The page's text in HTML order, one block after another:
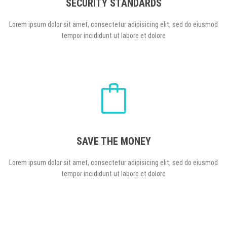
SECURITY STANDARDS
Lorem ipsum dolor sit amet, consectetur adipisicing elit, sed do eiusmod
tempor incididunt ut labore et dolore
SAVE THE MONEY
Lorem ipsum dolor sit amet, consectetur adipisicing elit, sed do eiusmod
tempor incididunt ut labore et dolore